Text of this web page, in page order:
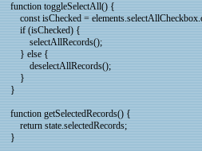
function toggleSelectAll() {
const isChecked =
if (isChecked) {
selectAllRecords();
} else {
deselectAllRecords();
}
}
function getSelectedRecords() {
return state.selectedRecords;
}